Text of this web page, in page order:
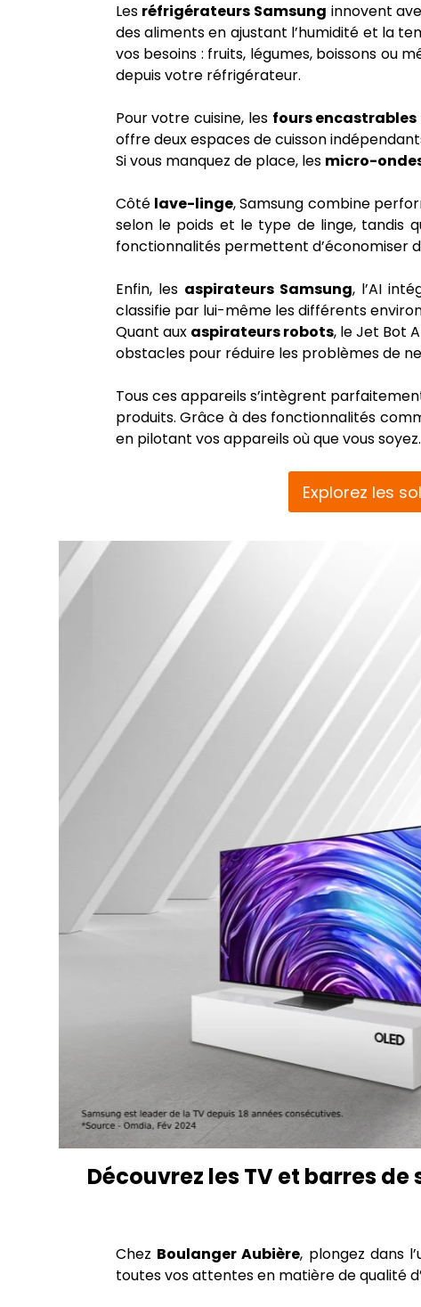
Les réfrigérateurs Samsung innovent
des aliments en ajustant l’humidité et la
vos besoins : fruits, légumes, boissons ou
depuis votre réfrigérateur.
Pour votre cuisine, les fours encastrables
offre deux espaces de cuisson
Si vous manquez de place, les micro-
Côté lave-linge, Samsung combine
selon le poids et le type de linge, tandis
fonctionnalités permettent d’économiser
Enfin, les aspirateurs Samsung, l’AI
classifie par lui-même les différents
Quant aux aspirateurs robots, le Jet Bot
obstacles pour réduire les problèmes de
Tous ces appareils s’intègrent
produits. Grâce à des fonctionnalités
en pilotant vos appareils où que vous soyez.
Explorez les
Découvrez les TV et barres
Chez Boulanger Aubière, plongez dans
toutes vos attentes en matière de qualité